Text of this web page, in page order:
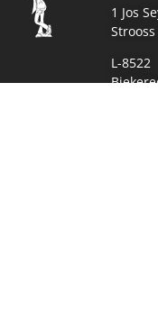
1 Jos
Strooss
L-8522